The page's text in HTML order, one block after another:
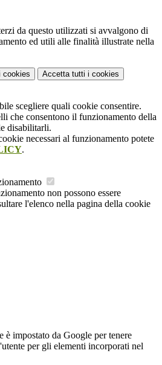
da questo utilizzati si avvalgono di
ed utili alle finalità illustrate nella
cookies Accetta tutti i cookies
scegliere quali cookie consentire.
che consentono il funzionamento della
disabilitarli.
necessari al funzionamento potete
.
non possono essere
l'elenco nella pagina della cookie
è impostato da Google per tenere
per gli elementi incorporati nel